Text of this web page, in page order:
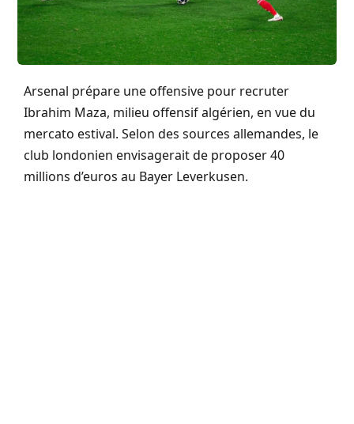
Arsenal prépare une offensive pour recruter
Ibrahim Maza, milieu offensif algérien, en vue du
mercato estival. Selon des sources allemandes, le
club londonien envisagerait de proposer 40
millions d’euros au Bayer Leverkusen.